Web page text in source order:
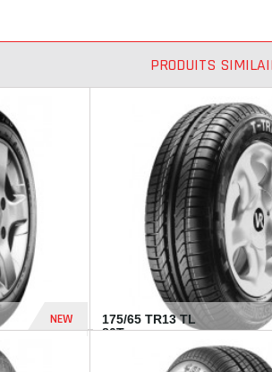
PRODUITS
NEW
175/65 TR13 TL
80T...